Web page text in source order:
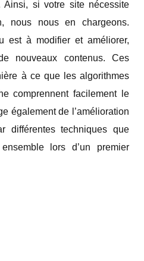
si votre site nécessite
nous nous en chargeons.
est à modifier et améliorer,
nouveaux contenus. Ces
à ce que les algorithmes
comprennent facilement le
également de l’amélioration
différentes techniques que
lors d’un premier